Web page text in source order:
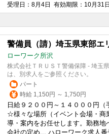
受理日：8月4日 有効期限：10月31日
警備員（請）埼玉県東部
ローワーク所沢
株式会社ＴＲＵＳＴ警備保障 - 埼玉
は、別求人をご参照ください。
パート
時給 1,150円 ～ 1,750円
日給９２００円～１４０００円
☆様々な場所（イベント会場・商
導・案内をお任せします。勤務
会社の定め... ハローワーク求人番